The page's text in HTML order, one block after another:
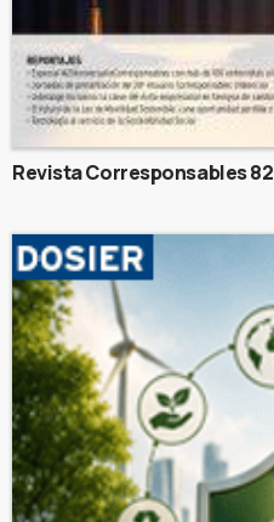
Revista Corresponsables 82